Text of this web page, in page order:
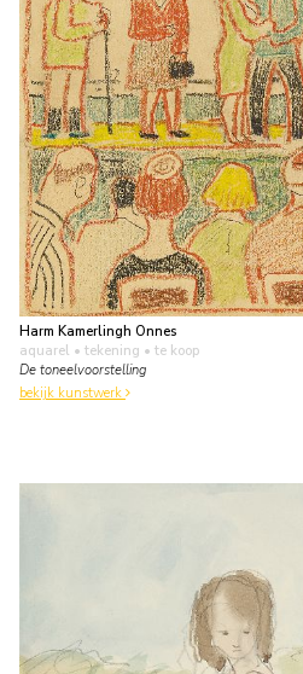
Harm Kamerlingh Onnes
aquarel • tekening • te koop
De toneelvoorstelling
bekijk kunstwerk